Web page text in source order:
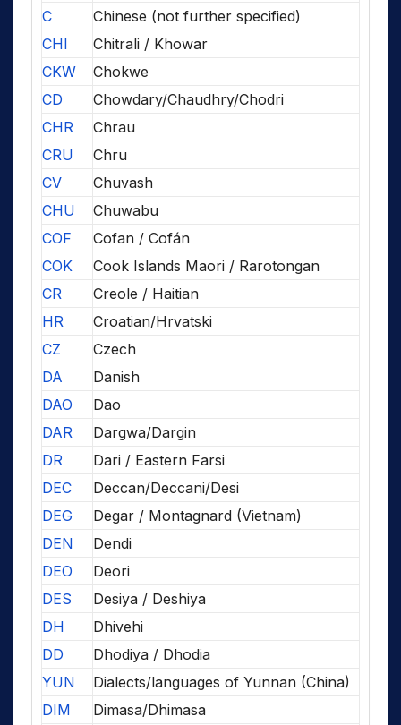
C
Chinese (not further specified)
CHI
Chitrali / Khowar
CKW
Chokwe
CD
Chowdary/Chaudhry/Chodri
CHR
Chrau
CRU
Chru
CV
Chuvash
CHU
Chuwabu
COF
Cofan / Cofán
COK
Cook Islands Maori / Rarotongan
CR
Creole / Haitian
HR
Croatian/Hrvatski
CZ
Czech
DA
Danish
DAO
Dao
DAR
Dargwa/Dargin
DR
Dari / Eastern Farsi
DEC
Deccan/Deccani/Desi
DEG
Degar / Montagnard (Vietnam)
DEN
Dendi
DEO
Deori
DES
Desiya / Deshiya
DH
Dhivehi
DD
Dhodiya / Dhodia
YUN
Dialects/languages of Yunnan (China)
DIM
Dimasa/Dhimasa